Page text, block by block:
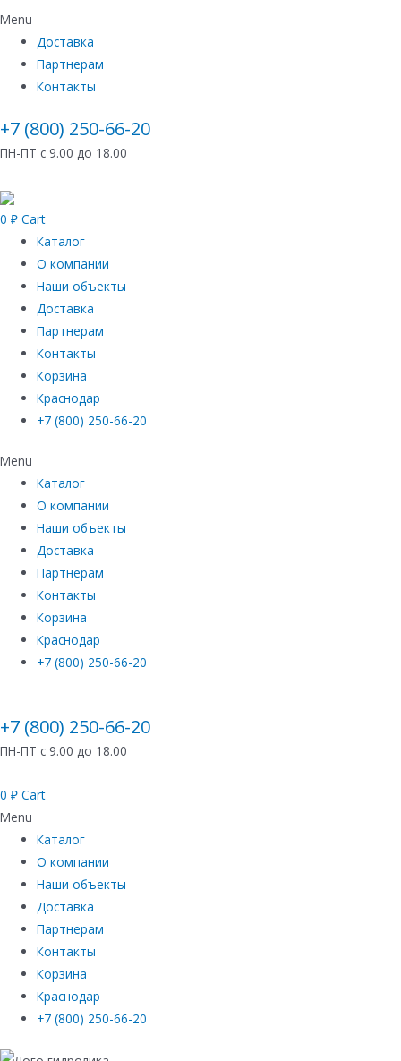
Menu
Доставка
Партнерам
Контакты
+7 (800) 250-66-20
ПН-ПТ с 9.00 до 18.00
0 ₽ Cart
Каталог
О компании
Наши объекты
Доставка
Партнерам
Контакты
Корзина
Краснодар
+7 (800) 250-66-20
Menu
Каталог
О компании
Наши объекты
Доставка
Партнерам
Контакты
Корзина
Краснодар
+7 (800) 250-66-20
+7 (800) 250-66-20
ПН-ПТ с 9.00 до 18.00
0 ₽ Cart
Menu
Каталог
О компании
Наши объекты
Доставка
Партнерам
Контакты
Корзина
Краснодар
+7 (800) 250-66-20